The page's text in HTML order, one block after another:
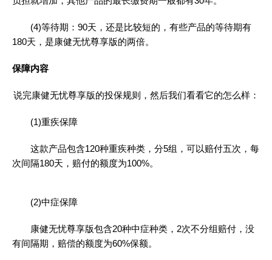
(4)等待期：90天，还是比较短的，有些产品的等待期有
180天，是康健无忧尊享版的两倍。
保障内容
说完康健无忧尊享版的投保规则，然后我们看看它的怎么样：
(1)重疾保障
这款产品包含120种重疾种类，分5组，可以赔付五次，每
次间隔180天，赔付的额度为100%。
(2)中症保障
康健无忧尊享版包含20种中症种类，2次不分组赔付，没
有间隔期，赔偿的额度为60%保额。